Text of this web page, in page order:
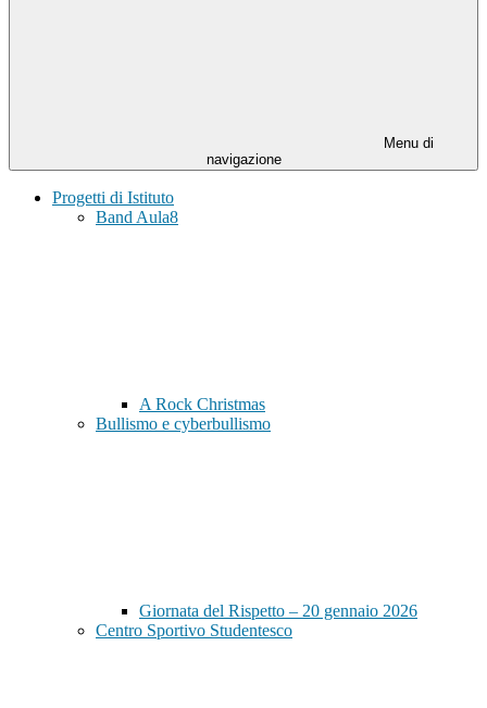
Menu di
navigazione
Progetti di Istituto
Band Aula8
A Rock Christmas
Bullismo e cyberbullismo
Giornata del Rispetto – 20 gennaio 2026
Centro Sportivo Studentesco